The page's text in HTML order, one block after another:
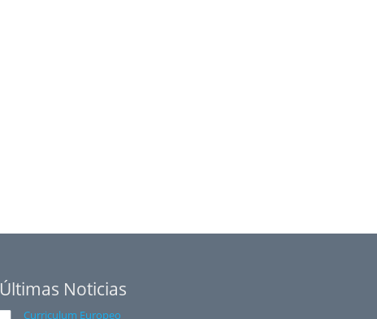
Últimas Noticias
Curriculum Europeo